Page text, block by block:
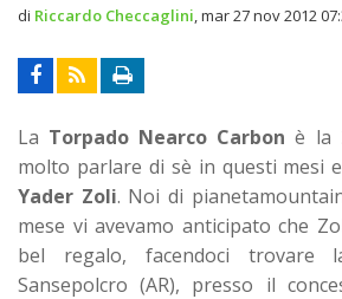
di Riccardo Checcaglini mar 27 nov 2012
La Torpado Nearco Carbon è la
molto parlare di sè in questi mesi
Yader Zoli. Noi di
mese vi avevamo anticipato che
bel regalo, facendoci trovare
Sansepolcro (AR), presso il